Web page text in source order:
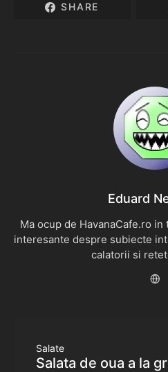
SHARE
Eduard
Ma ocup de HavanaCafe.ro
interesante despre subiecte
calatorii si
Salate
Salata de oua a la